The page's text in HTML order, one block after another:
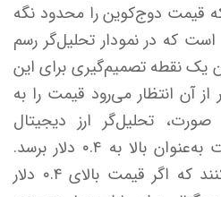
قیمت دوج‌کوین را محدود نگه
که در نمودار تحلیل‌گر رسم
نقطه تصمیم‌گیری برای این
آن انتظار می‌رود قیمت را به
تحلیل‌گر ارز دیجیتال
پیش‌بینی می‌کند که قیمت به‌عنوان بالا به ۰.۴ دلار برسد.
به‌علاوه، آن‌ها اضافه می‌کنند که اگر قیمت بالای ۰.۴ دلار